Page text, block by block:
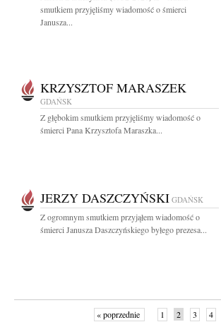
smutkiem przyjęliśmy wiadomość o śmierci
Janusza...
KRZYSZTOF MARASZEK
GDAŃSK
Z głębokim smutkiem przyjęliśmy wiadomość o
śmierci Pana Krzysztofa Maraszka...
JERZY DASZCZYŃSKI GDAŃSK
Z ogromnym smutkiem przyjąłem wiadomość o
śmierci Janusza Daszczyńskiego byłego prezesa...
« poprzednie 1 2 3 4